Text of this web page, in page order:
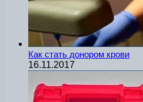
Как стать донором крови
16.11.2017